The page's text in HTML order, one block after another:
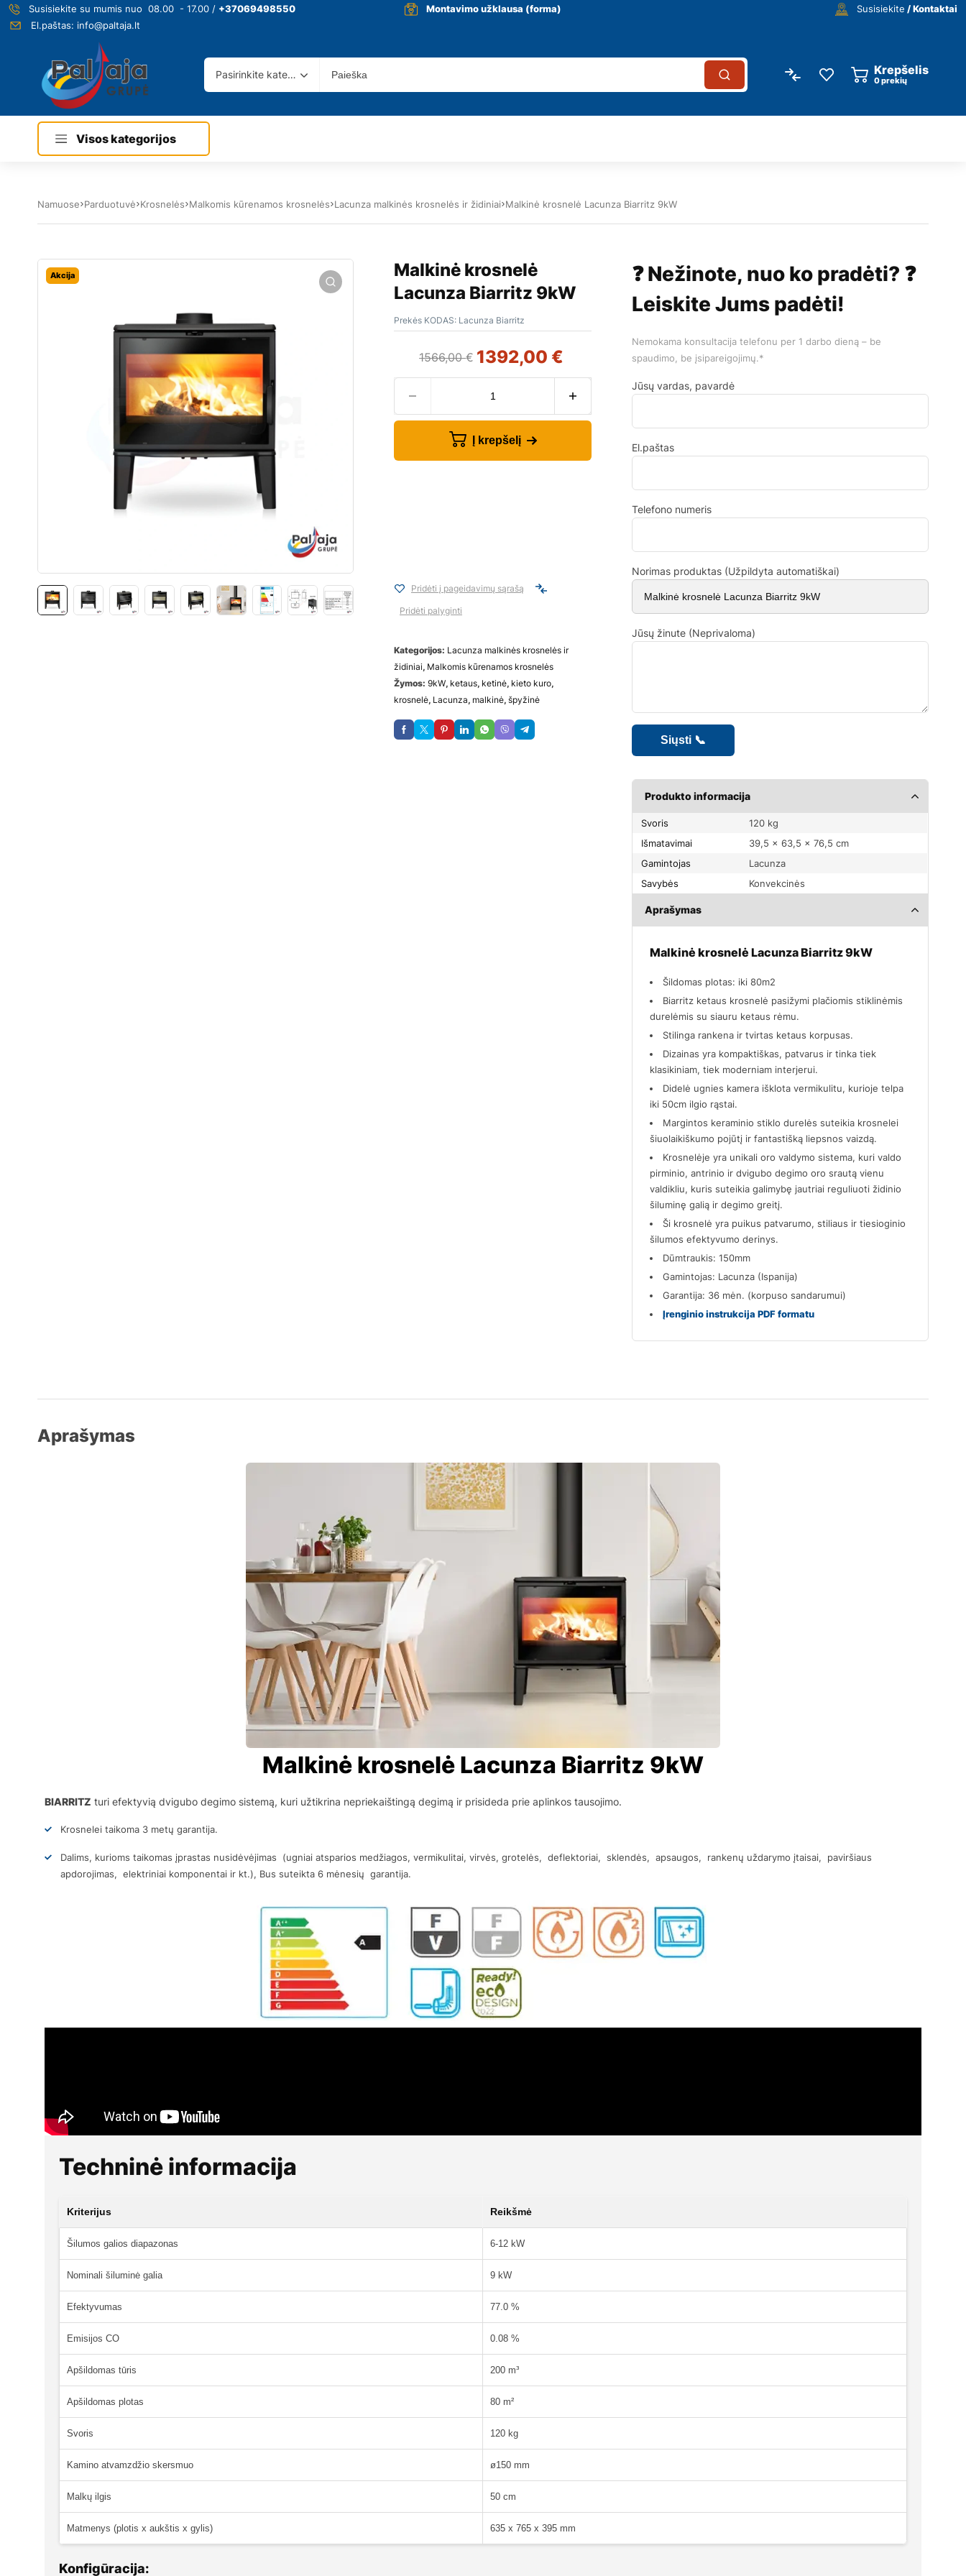
Susisiekite su mumis nuo 08.00 - 17.00 / +37069498550 Montavimo užklausa (forma) Susisiekite / Kontaktai
El.paštas: info@paltaja.lt
Pasirinkite kategoriją Krepšelis
0prekių
Visos kategorijos
Namuose Parduotuvė Krosnelės Malkomis kūrenamos krosnelės Lacunza malkinės krosnelės ir židiniai Malkinė krosnelė Lacunza Biarritz 9kW
Akcija
Malkinė krosnelė
Lacunza Biarritz 9kW
Prekės KODAS: Lacunza Biarritz
1566,00€ 1392,00 €
Į krepšelį
Pridėti į pageidavimų sąrašą
Pridėti palyginti
Kategorijos: Lacunza malkinės krosnelės ir
židiniai, Malkomis kūrenamos krosnelės
Žymos: 9kW, ketaus, ketinė, kieto kuro,
krosnelė, Lacunza, malkinė, špyžinė
❓ Nežinote, nuo ko pradėti? ❓
Leiskite Jums padėti!
Nemokama konsultacija telefonu per 1 darbo dieną – be
spaudimo, be įsipareigojimų.*
Jūsų vardas, pavardė
El.paštas
Telefono numeris
Norimas produktas (Užpildyta automatiškai)
Jūsų žinute (Neprivaloma)
Produkto informacija
Svoris
120 kg
Išmatavimai
39,5 × 63,5 × 76,5 cm
Gamintojas
Lacunza
Savybės
Konvekcinės
Aprašymas
Malkinė krosnelė Lacunza Biarritz 9kW
Šildomas plotas: iki 80m2
Biarritz ketaus krosnelė pasižymi plačiomis stiklinėmis
durelėmis su siauru ketaus rėmu.
Stilinga rankena ir tvirtas ketaus korpusas.
Dizainas yra kompaktiškas, patvarus ir tinka tiek
klasikiniam, tiek moderniam interjerui.
Didelė ugnies kamera išklota vermikulitu, kurioje telpa
iki 50cm ilgio rąstai.
Margintos keraminio stiklo durelės suteikia krosnelei
šiuolaikiškumo pojūtį ir fantastišką liepsnos vaizdą.
Krosnelėje yra unikali oro valdymo sistema, kuri valdo
pirminio, antrinio ir dvigubo degimo oro srautą vienu
valdikliu, kuris suteikia galimybę jautriai reguliuoti židinio
šiluminę galią ir degimo greitį.
Ši krosnelė yra puikus patvarumo, stiliaus ir tiesioginio
šilumos efektyvumo derinys.
Dūmtraukis: 150mm
Gamintojas: Lacunza (Ispanija)
Garantija: 36 mėn. (korpuso sandarumui)
Įrenginio instrukcija PDF formatu
Aprašymas
Malkinė krosnelė Lacunza Biarritz 9kW
BIARRITZ turi efektyvią dvigubo degimo sistemą, kuri užtikrina nepriekaištingą degimą ir prisideda prie aplinkos tausojimo.
Krosnelei taikoma 3 metų garantija.
Dalims, kurioms taikomas įprastas nusidėvėjimas (ugniai atsparios medžiagos, vermikulitai, virvės, grotelės, deflektoriai, sklendės, apsaugos, rankenų uždarymo įtaisai, paviršiaus
apdorojimas, elektriniai komponentai ir kt.), Bus suteikta 6 mėnesių garantija.
Techninė informacija
Kriterijus Reikšmė
Šilumos galios diapazonas 6-12 kW
Nominali šiluminė galia 9 kW
Efektyvumas 77.0 %
Emisijos CO 0.08 %
Apšildomas tūris 200 m³
Apšildomas plotas 80 m²
Svoris 120 kg
Kamino atvamzdžio skersmuo ø150 mm
Malkų ilgis 50 cm
Matmenys (plotis x aukštis x gylis) 635 x 765 x 395 mm
Konfigūracija: